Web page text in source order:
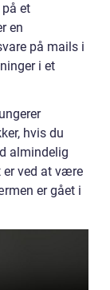
et
en
på mails i
i et
hvis du
almindelig
er ved at være
er gået i